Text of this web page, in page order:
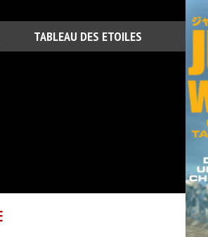
TABLEAU DES ETOILES